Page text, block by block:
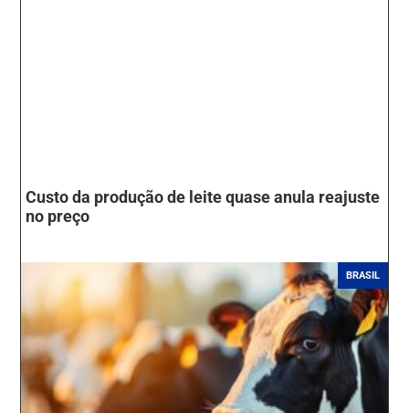
Custo da produção de leite quase anula reajuste
no preço
BRASIL